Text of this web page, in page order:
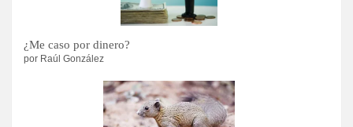
¿Me caso por dinero?
por Raúl González